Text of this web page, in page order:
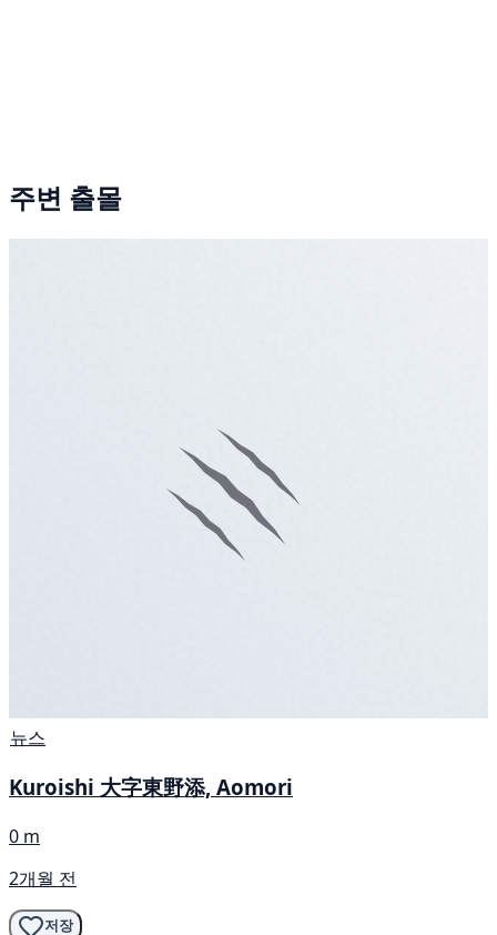
주변 출몰
뉴스
Kuroishi 大字東野添, Aomori
0 m
2개월 전
저장